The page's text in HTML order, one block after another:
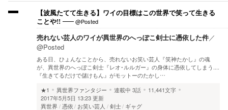
【波風たてて生きる】ワイの目標はこの世界で笑って生きる
ことや!!
@Posted
売れない芸人のワイが異世界のへっぽこ剣士に憑依した件／
@Posted
ある日、ひょんなことから、売れないお笑い芸人『笑神たかし』の魂
が、異世界のへっぽこ剣士『レオ･ルルガー』の身体に憑依してしまう‥‥
『生きてるだけで儲けもん』がモットーのたかし…
★1
異世界ファンタジー 連載中 3話
11,441文字
2017年5月5日 13:23 更新
異世界
憑依 お笑い芸人 剣士 ギャグ